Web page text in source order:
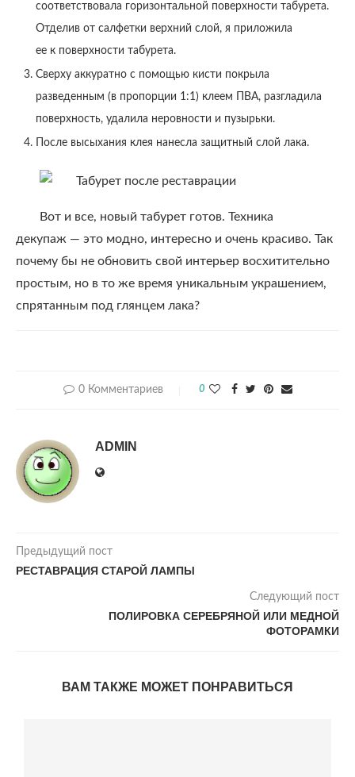
соответствовала горизонтальной поверхности табурета.
Отделив от салфетки верхний слой, я приложила
ее к поверхности табурета.
Сверху аккуратно с помощью кисти покрыла
разведенным (в пропорции 1:1) клеем ПВА, разгладила
поверхность, удалила неровности и пузырьки.
После высыхания клея нанесла защитный слой лака.
Вот и все, новый табурет готов. Техника
декупаж — это модно, интересно и очень красиво. Так
почему бы не обновить свой интерьер восхитительно
простым, но в то же время уникальным украшением,
спрятанным под глянцем лака?
0 Комментариев 0
ADMIN
Предыдущий пост
РЕСТАВРАЦИЯ СТАРОЙ ЛАМПЫ
Следующий пост
ПОЛИРОВКА СЕРЕБРЯНОЙ ИЛИ МЕДНОЙ
ФОТОРАМКИ
ВАМ ТАКЖЕ МОЖЕТ ПОНРАВИТЬСЯ